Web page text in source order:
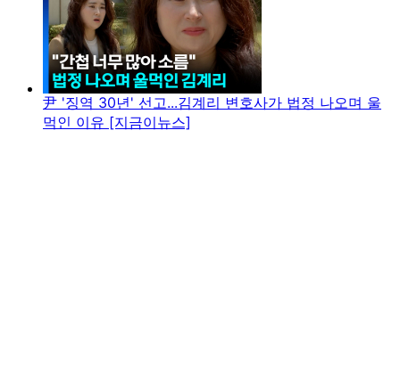
尹 '징역 30년' 선고...김계리 변호사가 법정 나오며 울
먹인 이유 [지금이뉴스]